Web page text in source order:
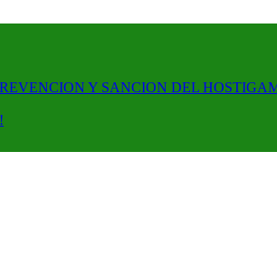
Y SANCION DEL